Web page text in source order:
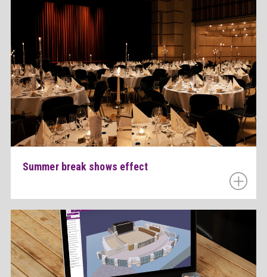
Summer break shows effect